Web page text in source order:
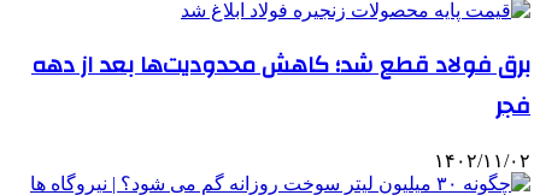
برق فولاد قطع شد؛ کاهش محدودیت‌ها بعد از دهه
فجر
۱۴۰۲/۱۱/۰۲